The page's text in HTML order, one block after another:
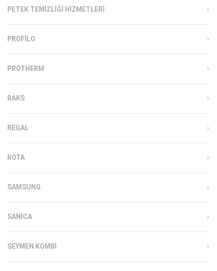
PETEK TEMIZLIĞI HIZMETLERI
PROFILO
PROTHERM
RAKS
REGAL
ROTA
SAMSUNG
SANICA
SEYMEN KOMBI